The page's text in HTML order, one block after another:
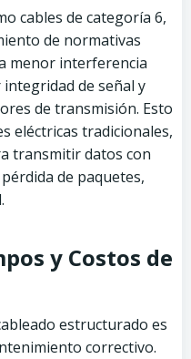
cables de categoría 6,
de normativas
menor interferencia
de señal y
de transmisión. Esto
eléctricas tradicionales,
transmitir datos con
de paquetes,
y Costos de
estructurado es
correctivo.